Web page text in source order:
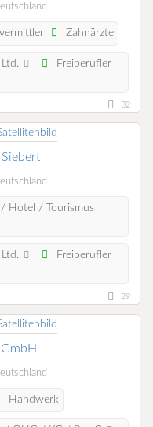
Zahnärzte
Freiberufler
32
Hotel / Tourismus
Freiberufler
29
Handwerk